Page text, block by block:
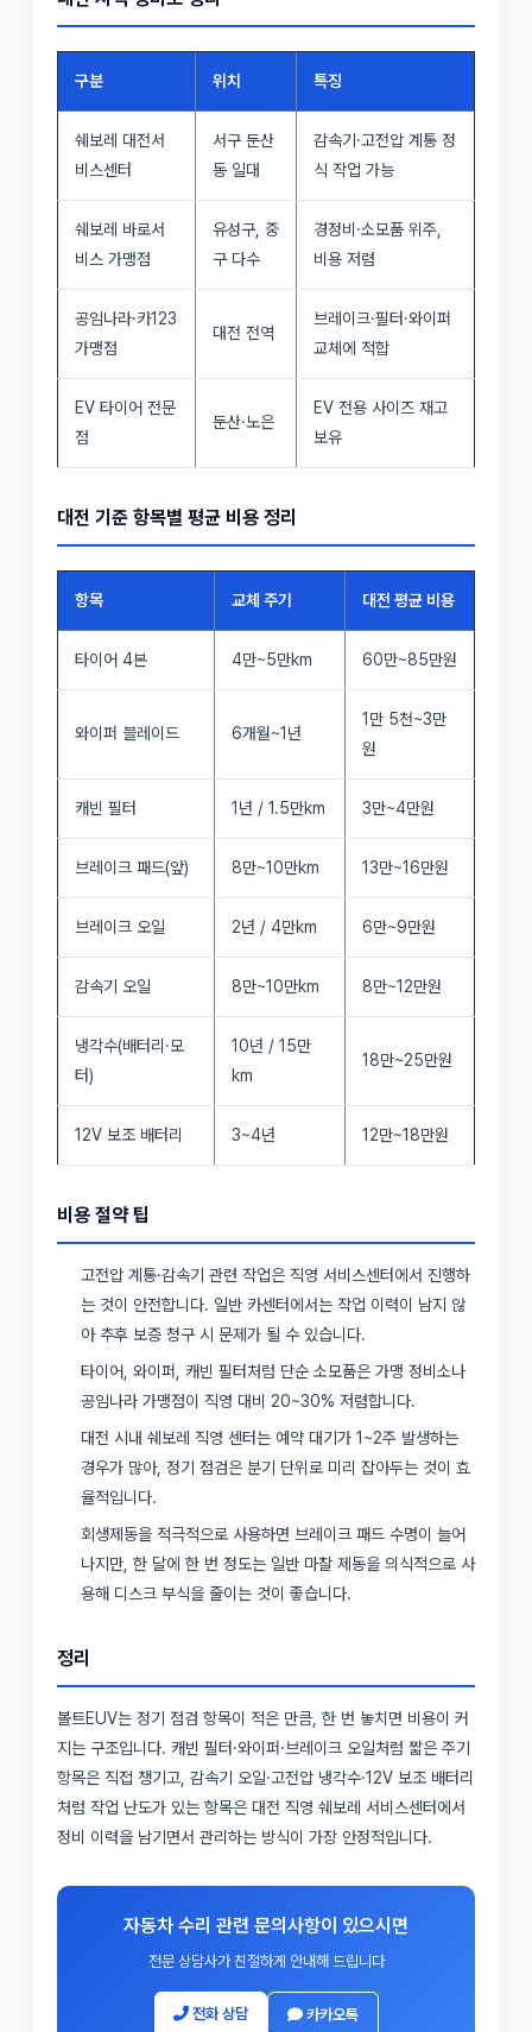
구분 위치 특징
쉐보레 대전서
비스센터
서구 둔산
동 일대
감속기·고전압 계통 정
식 작업 가능
쉐보레 바로서
비스 가맹점
유성구, 중
구 다수
경정비·소모품 위주,
비용 저렴
공임나라·카123
가맹점
대전 전역
브레이크·필터·와이퍼
교체에 적합
EV 타이어 전문
점
둔산·노은
EV 전용 사이즈 재고
보유
대전 기준 항목별 평균 비용 정리
항목 교체 주기 대전 평균 비용
타이어 4본 4만~5만km 60만~85만원
와이퍼 블레이드 6개월~1년
1만 5천~3만
원
캐빈 필터 1년 / 1.5만km 3만~4만원
브레이크 패드(앞) 8만~10만km 13만~16만원
브레이크 오일 2년 / 4만km 6만~9만원
감속기 오일 8만~10만km 8만~12만원
냉각수(배터리·모
터)
10년 / 15만
km
18만~25만원
12V 보조 배터리 3~4년 12만~18만원
비용 절약 팁
고전압 계통·감속기 관련 작업은 직영 서비스센터에서 진행하
는 것이 안전합니다. 일반 카센터에서는 작업 이력이 남지 않
아 추후 보증 청구 시 문제가 될 수 있습니다.
타이어, 와이퍼, 캐빈 필터처럼 단순 소모품은 가맹 정비소나
공임나라 가맹점이 직영 대비 20~30% 저렴합니다.
대전 시내 쉐보레 직영 센터는 예약 대기가 1~2주 발생하는
경우가 많아, 정기 점검은 분기 단위로 미리 잡아두는 것이 효
율적입니다.
회생제동을 적극적으로 사용하면 브레이크 패드 수명이 늘어
나지만, 한 달에 한 번 정도는 일반 마찰 제동을 의식적으로 사
용해 디스크 부식을 줄이는 것이 좋습니다.
정리
볼트EUV는 정기 점검 항목이 적은 만큼, 한 번 놓치면 비용이 커
지는 구조입니다. 캐빈 필터·와이퍼·브레이크 오일처럼 짧은 주기
항목은 직접 챙기고, 감속기 오일·고전압 냉각수·12V 보조 배터리
처럼 작업 난도가 있는 항목은 대전 직영 쉐보레 서비스센터에서
정비 이력을 남기면서 관리하는 방식이 가장 안정적입니다.
자동차 수리 관련 문의사항이 있으시면
전문 상담사가 친절하게 안내해 드립니다
전화 상담 카카오톡